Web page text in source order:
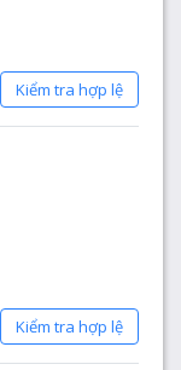
Kiểm tra hợp lệ
Kiểm tra hợp lệ